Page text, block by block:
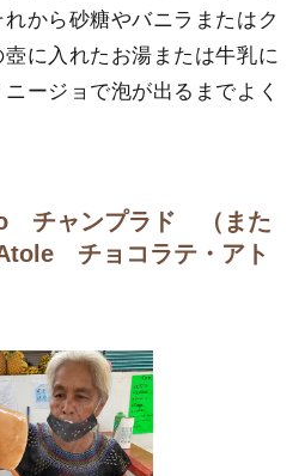
から砂糖やバニラまたはク
に入れたお湯または牛乳に
ージョで泡が出るまでよく
チャンプラド （また
チョコラテ・アト